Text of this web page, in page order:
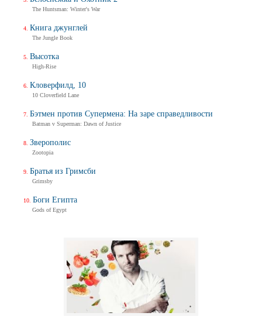
The Huntsman: Winter's War
Книга джунглей
The Jungle Book
Высотка
High-Rise
Кловерфилд, 10
10 Cloverfield Lane
Бэтмен против Супермена: На заре справедливости
Batman v Superman: Dawn of Justice
Зверополис
Zootopia
Братья из Гримсби
Grimsby
Боги Египта
Gods of Egypt